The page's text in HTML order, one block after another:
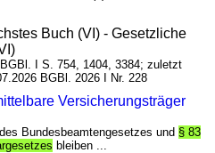
Buch (VI) - Gesetzliche
I S. 754, 1404, 3384; zuletzt
BGBl. 2026 I Nr. 228
Versicherungsträger
Bundesbeamtengesetzes und § 83
bleiben ...